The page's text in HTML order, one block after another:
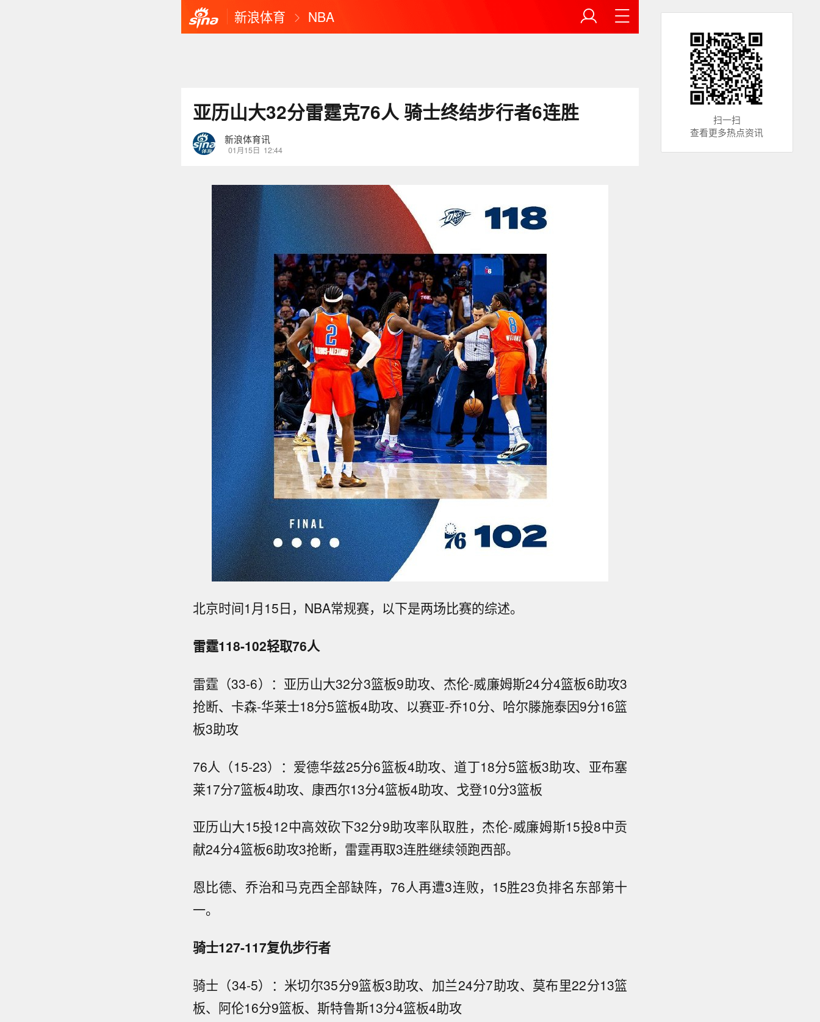
新浪体育 NBA
亚历山大32分雷霆克76人 骑士终结步行者6连胜
新浪体育讯
01月15日 12:44
北京时间1月15日，NBA常规赛，以下是两场比赛的综述。
雷霆118-102轻取76人
雷霆（33-6）：亚历山大32分3篮板9助攻、杰伦-威廉姆斯24分4篮板6助攻3
抢断、卡森-华莱士18分5篮板4助攻、以赛亚-乔10分、哈尔滕施泰因9分16篮
板3助攻
76人（15-23）：爱德华兹25分6篮板4助攻、道丁18分5篮板3助攻、亚布塞
莱17分7篮板4助攻、康西尔13分4篮板4助攻、戈登10分3篮板
亚历山大15投12中高效砍下32分9助攻率队取胜，杰伦-威廉姆斯15投8中贡
献24分4篮板6助攻3抢断，雷霆再取3连胜继续领跑西部。
恩比德、乔治和马克西全部缺阵，76人再遭3连败，15胜23负排名东部第十
一。
骑士127-117复仇步行者
骑士（34-5）：米切尔35分9篮板3助攻、加兰24分7助攻、莫布里22分13篮
板、阿伦16分9篮板、斯特鲁斯13分4篮板4助攻
扫一扫
查看更多热点资讯